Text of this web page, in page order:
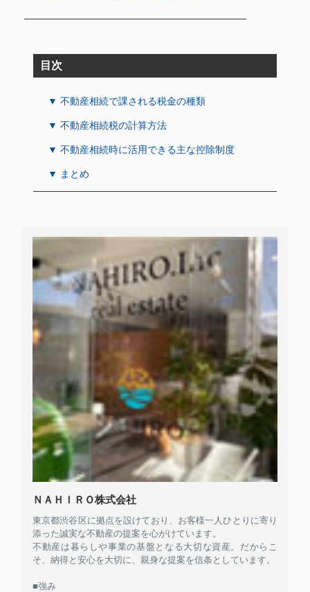
目次
▼ 不動産相続で課される税金の種類
▼ 不動産相続税の計算方法
▼ 不動産相続時に活用できる主な控除制度
▼ まとめ
ＮＡＨＩＲＯ株式会社
東京都渋谷区に拠点を設けており、お客様一人ひとりに寄り
添った誠実な不動産の提案を心がけています。
不動産は暮らしや事業の基盤となる大切な資産。だからこ
そ、納得と安心を大切に、親身な提案を信条としています。
■強み